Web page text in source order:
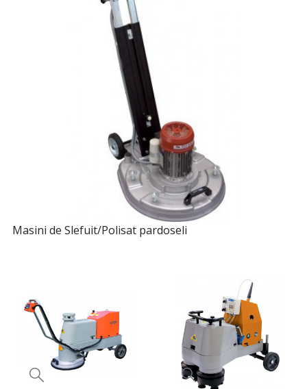
Masini de Slefuit/Polisat pardoseli